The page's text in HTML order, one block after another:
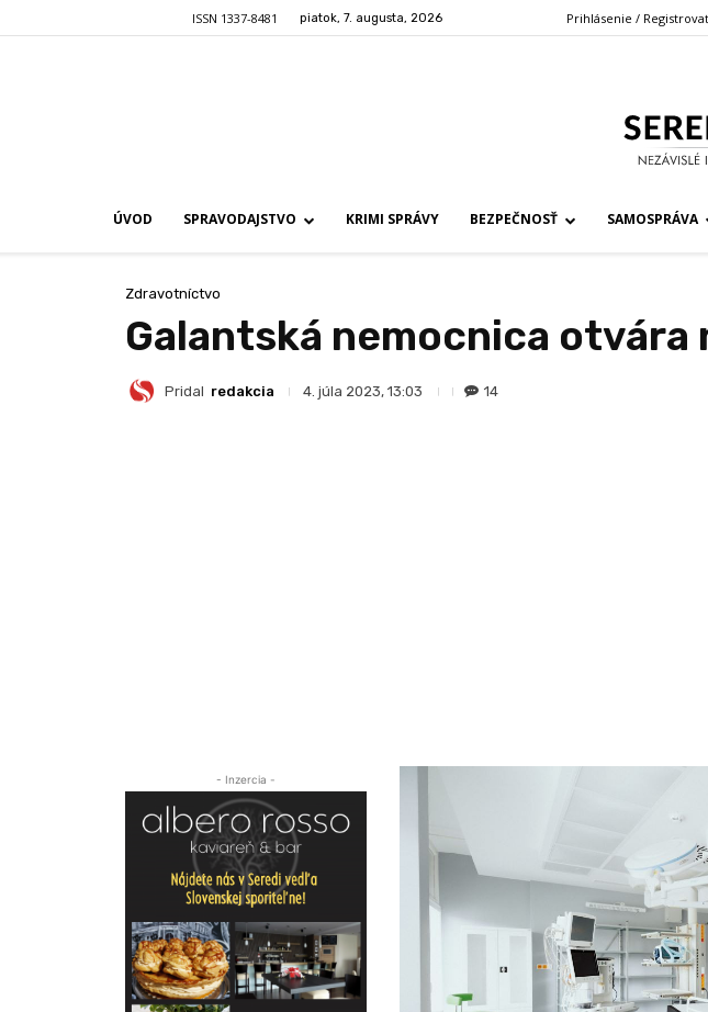
ISSN 1337-8481 piatok, 7. augusta, 2026 Prihlásenie / Registrovať
ÚVOD SPRAVODAJSTVO KRIMI SPRÁVY BEZPEČNOSŤ SAMOSPRÁVA
Zdravotníctvo
Galantská nemocnica
Pridal redakcia 4. júla 2023, 13:03 14
- Inzercia -